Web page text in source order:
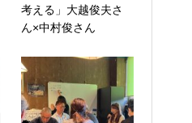
考える」大越俊夫さ
ん×中村俊さん